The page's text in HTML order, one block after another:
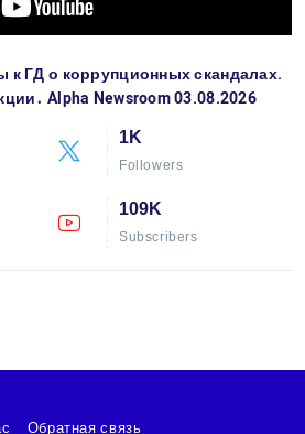
к ГД о коррупционных скандалах.
Alpha Newsroom 03.08.2026
1K
Followers
109K
Subscribers
Обратная связь